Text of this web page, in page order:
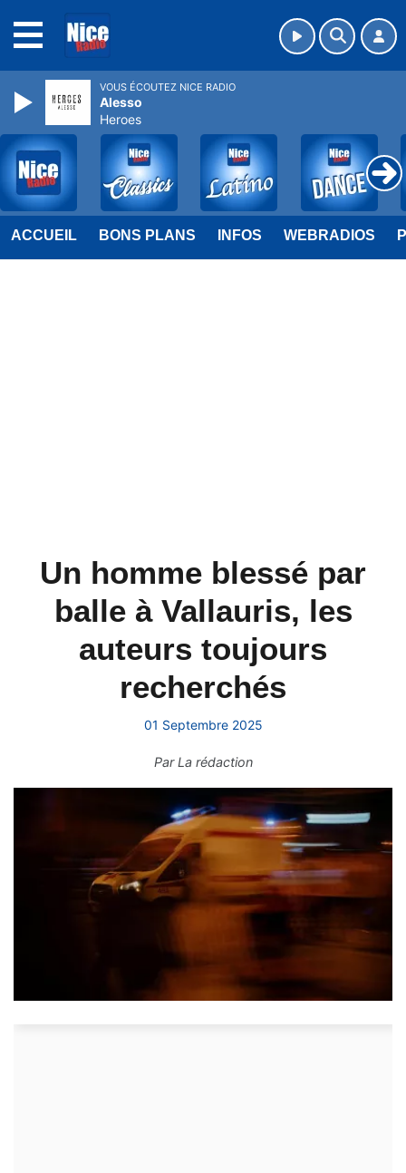
ACCUEIL BONS PLANS INFOS WEBRADIOS
Un homme blessé par
balle à Vallauris, les
auteurs toujours
recherchés
01 Septembre 2025
ParLa rédaction
VOUS ÉCOUTEZ NICE RADIO
Alesso
Heroes